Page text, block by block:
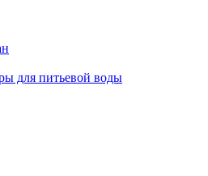
для питьевой воды